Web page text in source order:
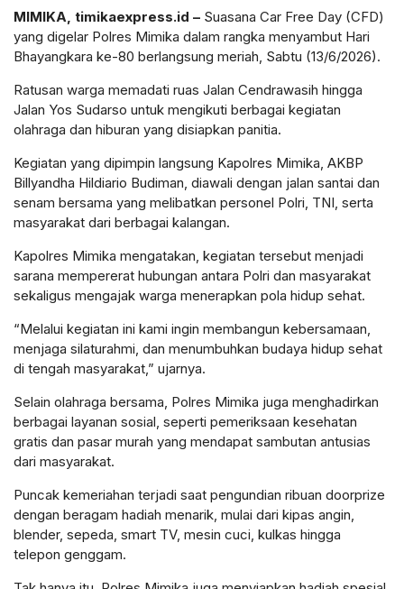
MIMIKA, timikaexpress.id – Suasana Car Free Day (CFD)
yang digelar Polres Mimika dalam rangka menyambut Hari
Bhayangkara ke-80 berlangsung meriah, Sabtu (13/6/2026).
Ratusan warga memadati ruas Jalan Cendrawasih hingga
Jalan Yos Sudarso untuk mengikuti berbagai kegiatan
olahraga dan hiburan yang disiapkan panitia.
Kegiatan yang dipimpin langsung Kapolres Mimika, AKBP
Billyandha Hildiario Budiman, diawali dengan jalan santai dan
senam bersama yang melibatkan personel Polri, TNI, serta
masyarakat dari berbagai kalangan.
Kapolres Mimika mengatakan, kegiatan tersebut menjadi
sarana mempererat hubungan antara Polri dan masyarakat
sekaligus mengajak warga menerapkan pola hidup sehat.
“Melalui kegiatan ini kami ingin membangun kebersamaan,
menjaga silaturahmi, dan menumbuhkan budaya hidup sehat
di tengah masyarakat,” ujarnya.
Selain olahraga bersama, Polres Mimika juga menghadirkan
berbagai layanan sosial, seperti pemeriksaan kesehatan
gratis dan pasar murah yang mendapat sambutan antusias
dari masyarakat.
Puncak kemeriahan terjadi saat pengundian ribuan doorprize
dengan beragam hadiah menarik, mulai dari kipas angin,
blender, sepeda, smart TV, mesin cuci, kulkas hingga
telepon genggam.